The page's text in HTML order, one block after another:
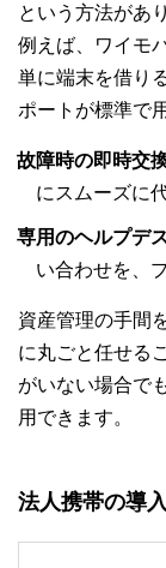
という方法があ
例えば、ワイモ
単に端末を借り
ポートが標準で
故障時の即時交
にスムーズに
専用のヘルプデ
い合わせを、
資産管理の手間
に丸ごと任せる
がいない場合で
用できます。
法人携帯の導